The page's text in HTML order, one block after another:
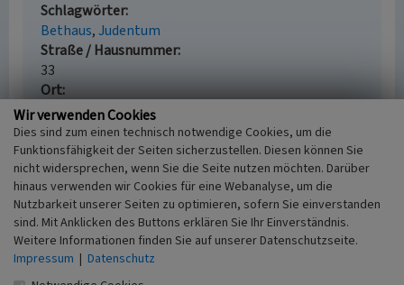
Schlagwörter
Bethaus Judentum
Straße / Hausnummer
33
Ort
56346 Sankt Goarshausen - Wellmich
Fachsicht(en)
Kulturlandschaftspflege, Landeskunde
Erfassungsmaßstab
i.d.R. 1:5.000 (größer als 1:20.000)
Erfassungsmethode
Literaturauswertung
Historischer Zeitraum
Beginn 1800 bis 1820
Wir verwenden Cookies
Dies sind zum einen technisch notwendige Cookies, um die
Funktionsfähigkeit der Seiten sicherzustellen. Diesen können Sie
nicht widersprechen, wenn Sie die Seite nutzen möchten. Darüber
hinaus verwenden wir Cookies für eine Webanalyse, um die
Nutzbarkeit unserer Seiten zu optimieren, sofern Sie einverstanden
sind. Mit Anklicken des Buttons erklären Sie Ihr Einverständnis.
Weitere Informationen finden Sie auf unserer Datenschutzseite.
Impressum | Datenschutz